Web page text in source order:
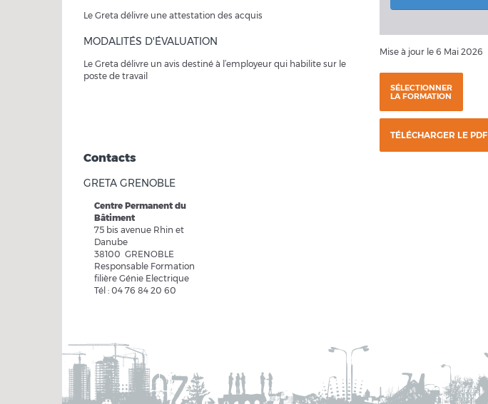
Le Greta délivre une attestation des acquis
MODALITÉS D'ÉVALUATION
Le Greta délivre un avis destiné à l’employeur qui habilite sur le
poste de travail
Mise à jour le 6 Mai 2026
SÉLECTIONNER
LA FORMATION
TÉLÉCHARGER LE PDF
Contacts
GRETA GRENOBLE
Centre Permanent du
Bâtiment
75 bis avenue Rhin et
Danube
38100 GRENOBLE
Responsable Formation
filière Génie Electrique
Tél : 04 76 84 20 60